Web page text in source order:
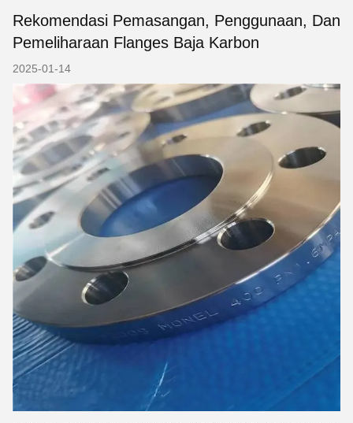
Rekomendasi Pemasangan, Penggunaan, Dan
Pemeliharaan Flanges Baja Karbon
2025-01-14